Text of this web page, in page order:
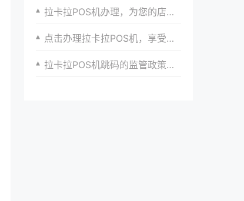
拉卡拉POS机办理，为您的店铺提供更多增值服务
点击办理拉卡拉POS机，享受便捷支付体验
拉卡拉POS机跳码的监管政策解读与行业自律实践